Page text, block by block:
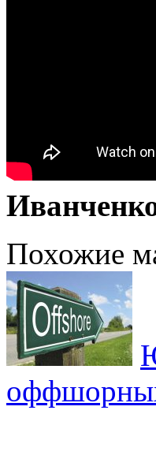
Похожие